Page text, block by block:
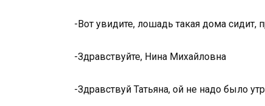
-Вот увидите, лошадь такая дома сидит,
-Здравствуйте, Нина Михайловна
-Здравствуй Татьяна, ой не надо было